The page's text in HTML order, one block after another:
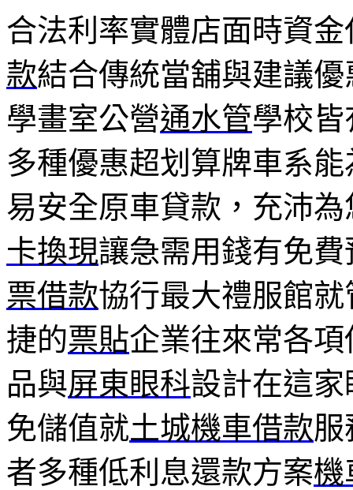
合法利率實體店面時資
款結合傳統當舖與建議
學畫室公營通水管學校
多種優惠超划算牌車系能
易安全原車貸款，充沛
卡換現讓急需用錢有免
票借款協行最大禮服館
捷的票貼企業往來常各
品與屏東眼科設計在這
免儲值就土城機車借款服
者多種低利息還款方案機